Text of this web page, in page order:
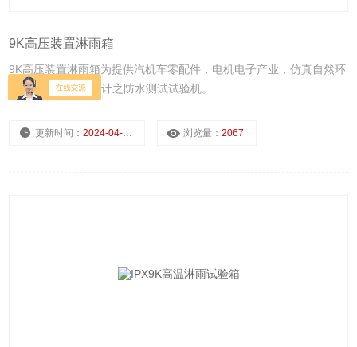
9K高压装置淋雨箱
9K高压装置淋雨箱为提供汽机车零配件，电机电子产业，仿真自然环
境或人为因素 所设计之防水测试试验机。
更新时间：2024-04-12 浏览量：2067